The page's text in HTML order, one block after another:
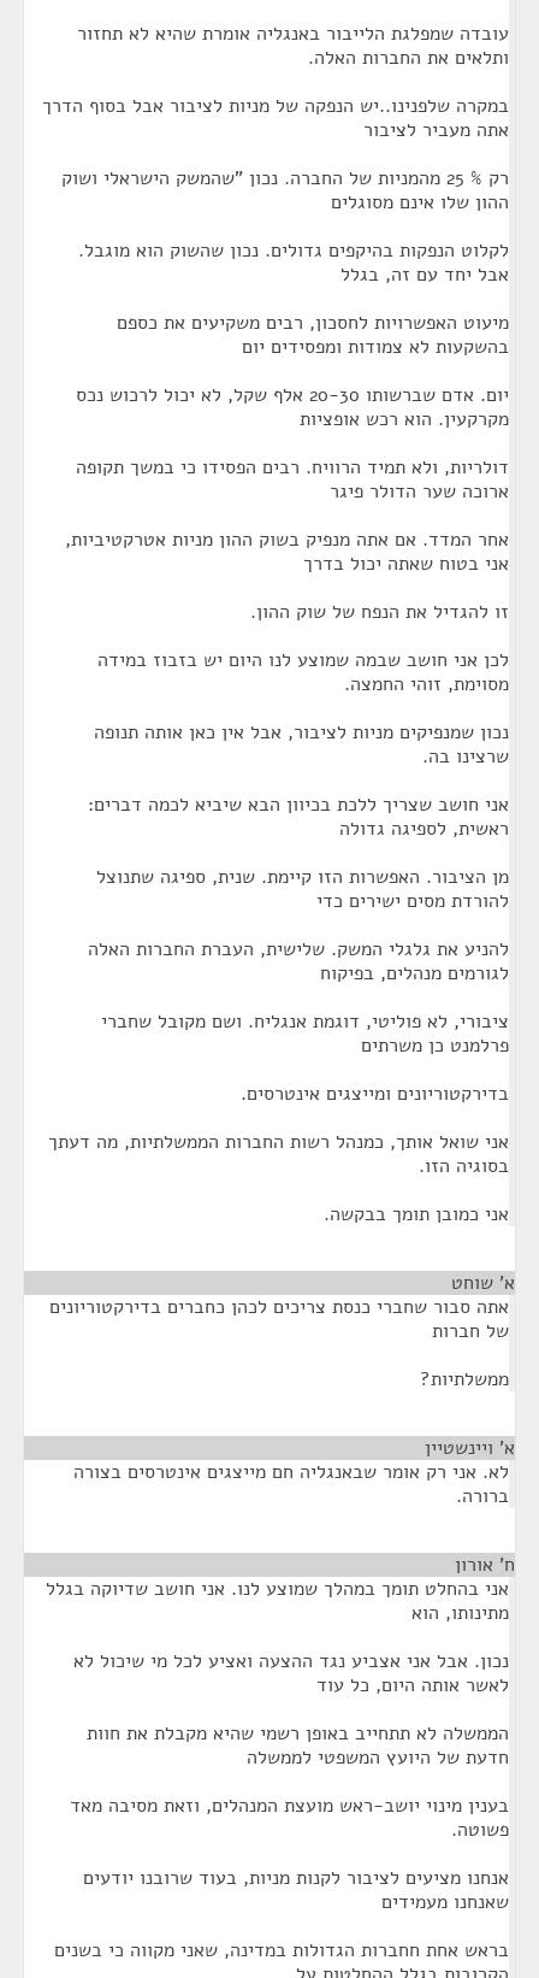
עובדה שמפלגת הלייבור באנגליה אומרת שהיא לא תחזור
ותלאים את החברות האלה.
במקרה שלפנינו..יש הנפקה של מניות לציבור אבל בסוף הדרך
אתה מעביר לציבור
רק % 25 מהמניות של החברה. נכון "שהמשק הישראלי ושוק
ההון שלו אינם מסוגלים
לקלוט הנפקות בהיקפים גדולים. נכון שהשוק הוא מוגבל.
אבל יחד עם זה, בגלל
מיעוט האפשרויות לחסכון, רבים משקיעים את כספם
בהשקעות לא צמודות ומפסידים יום
יום. אדם שברשותו 20-30 אלף שקל, לא יכול לרכוש נכס
מקרקעין. הוא רכש אופציות
דולריות, ולא תמיד הרוויח. רבים הפסידו כי במשך תקופה
ארוכה שער הדולר פיגר
אחר המדד. אם אתה מנפיק בשוק ההון מניות אטרקטיביות,
אני בטוח שאתה יכול בדרך
זו להגדיל את הנפח של שוק ההון.
לכן אני חושב שבמה שמוצע לנו היום יש בזבוז במידה
מסוימת, זוהי החמצה.
נכון שמנפיקים מניות לציבור, אבל אין כאן אותה תנופה
שרצינו בה.
אני חושב שצריך ללכת בכיוון הבא שיביא לכמה דברים:
ראשית, לספיגה גדולה
מן הציבור. האפשרות הזו קיימת. שנית, ספיגה שתנוצל
להורדת מסים ישירים כדי
להניע את גלגלי המשק. שלישית, העברת החברות האלה
לגורמים מנהלים, בפיקוח
ציבורי, לא פוליטי, דוגמת אנגליח. ושם מקובל שחברי
פרלמנט כן משרתים
בדירקטוריונים ומייצגים אינטרסים.
אני שואל אותך, כמנהל רשות החברות הממשלתיות, מה דעתך
בסוגיה הזו.
אני כמובן תומך בבקשה.
א' שוחט
אתה סבור שחברי כנסת צריכים לכהן כחברים בדירקטוריונים
של חברות
ממשלתיות?
א' ויינשטיין
לא. אני רק אומר שבאנגליה חם מייצגים אינטרסים בצורה
ברורה.
ח' אורון
אני בהחלט תומך במהלך שמוצע לנו. אני חושב שדיוקה בגלל
מתינותו, הוא
נכון. אבל אני אצביע נגד ההצעה ואציע לכל מי שיכול לא
לאשר אותה היום, כל עוד
הממשלה לא תתחייב באופן רשמי שהיא מקבלת את חוות
חדעת של היועץ המשפטי לממשלה
בענין מינוי יושב-ראש מועצת המנהלים, וזאת מסיבה מאד
פשוטה.
אנחנו מציעים לציבור לקנות מניות, בעוד שרובנו יודעים
שאנחנו מעמידים
בראש אחת חחברות הגדולות במדינה, שאני מקווה כי בשנים